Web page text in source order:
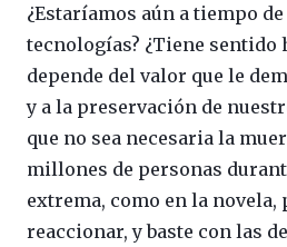
¿Estaríamos aún a tiempo
tecnologías? ¿Tiene sentido
depende del valor que le
y a la preservación de
que no sea necesaria la
millones de personas
extrema, como en la novela,
reaccionar, y baste con las